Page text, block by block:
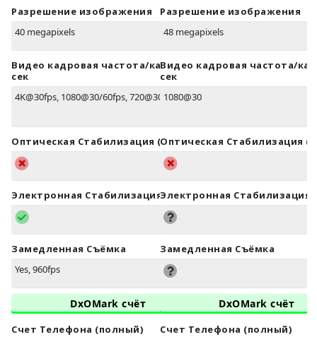
Разрешение изображения
40 megapixels
Видео кадровая частота/кадров в
сек
4K@30fps, 1080@30/60fps, 720@30/960fps
Оптическая Стабилизация (OIS)
Электронная Стабилизация (EIS)
Замедленная Съёмка
Yes, 960fps
DxOMark счёт
Счет Телефона (полный)
Разрешение изображения
48 megapixels
Видео кадровая частота/
сек
1080@30
Оптическая Стабилизация
Электронная Стабилизация
Замедленная Съёмка
DxOMark счёт
Счет Телефона (полный)